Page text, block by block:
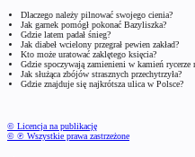
Dlaczego należy pilnować swojego cienia?
Jak garnek pomógł pokonać Bazyliszka?
Gdzie latem padał śnieg?
Jak diabeł wcielony przegrał pewien zakład?
Kto może uratować zaklętego księcia?
Gdzie spoczywają zamienieni w kamień rycerze
Jak służąca zbójów strasznych przechytrzyła?
Gdzie znajduje się najkrótsza ulica w Polsce?
© Licencja na publikację
© ℗ Wszystkie prawa zastrzeżone